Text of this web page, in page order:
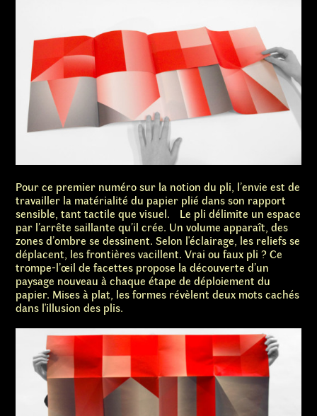
Pour ce premier numéro sur la notion du pli, l’envie est de
travailler la matérialité du papier plié dans son rapport
sensible, tant tactile que visuel. Le pli délimite un espace
par l’arrête saillante qu’il crée. Un volume apparaît, des
zones d’ombre se dessinent. Selon l'éclairage, les reliefs se
déplacent, les frontières vacillent. Vrai ou faux pli ? Ce
trompe-l’œil de facettes propose la découverte d’un
paysage nouveau à chaque étape de déploiement du
papier. Mises à plat, les formes révèlent deux mots cachés
dans l'illusion des plis.